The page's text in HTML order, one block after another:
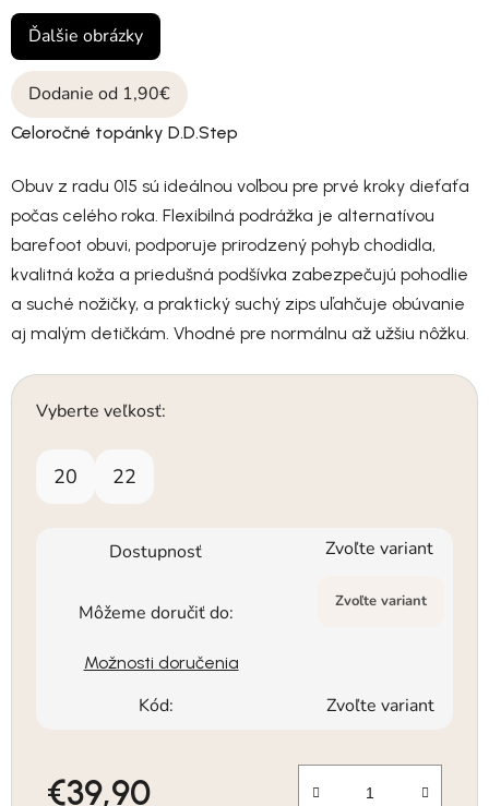
Dodanie od 1,90€
Celoročné topánky D.D.Step
Obuv z radu 015 sú ideálnou voľbou pre prvé kroky dieťaťa
počas celého roka. Flexibilná podrážka je alternatívou
barefoot obuvi, podporuje prirodzený pohyb chodidla,
kvalitná koža a priedušná podšívka zabezpečujú pohodlie
a suché nožičky, a praktický suchý zips uľahčuje obúvanie
aj malým detičkám. Vhodné pre normálnu až užšiu nôžku.
Vyberte veľkosť:
20 22
Dostupnosť Zvoľte variant
Môžeme doručiť do: Zvoľte variant
Možnosti doručenia
Kód: Zvoľte variant
€39,90
Ďalšie obrázky